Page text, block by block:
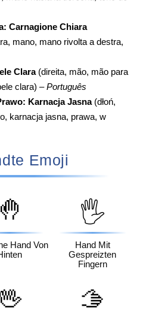
Carnagione Chiara
mano, mano rivolta a destra,
Clara(direita, mão, mão para
clara) –Português
Karnacja Jasna(dłoń,
karnacja jasna, prawa, w
Emoji
🤚
Hand Von
🖐️
Hand Mit
Gespreizten
Fingern
🫱